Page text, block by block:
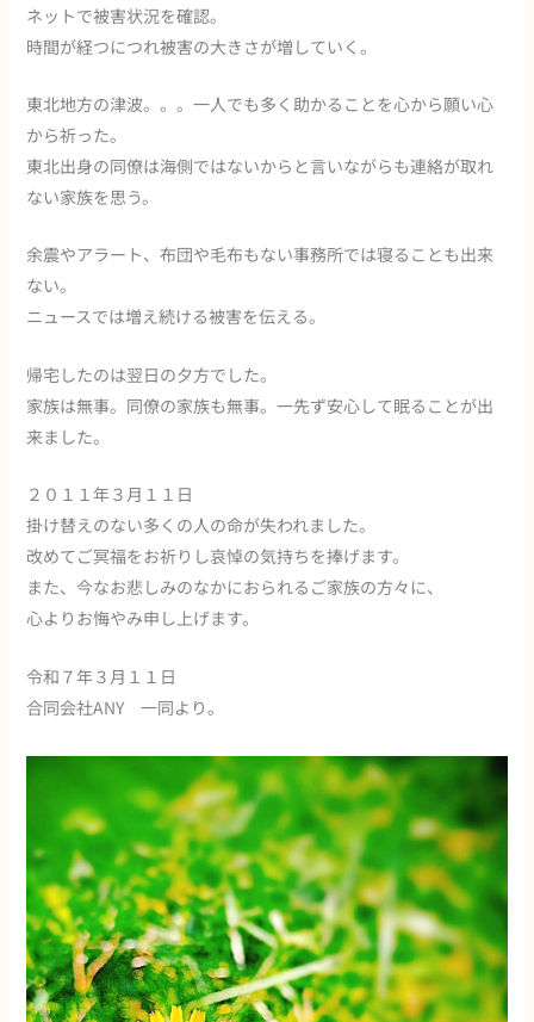
ネットで被害状況を確認。
時間が経つにつれ被害の大きさが増していく。
東北地方の津波。。。一人でも多く助かることを心から願い心
から祈った。
東北出身の同僚は海側ではないからと言いながらも連絡が取れ
ない家族を思う。
余震やアラート、布団や毛布もない事務所では寝ることも出来
ない。
ニュースでは増え続ける被害を伝える。
帰宅したのは翌日の夕方でした。
家族は無事。同僚の家族も無事。一先ず安心して眠ることが出
来ました。
２０１１年３月１１日
掛け替えのない多くの人の命が失われました。
改めてご冥福をお祈りし哀悼の気持ちを捧げます。
また、今なお悲しみのなかにおられるご家族の方々に、
心よりお悔やみ申し上げます。
令和７年３月１１日
合同会社ANY 一同より。